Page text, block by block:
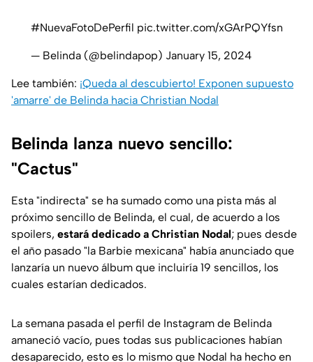
#NuevaFotoDePerfil pic.twitter.com/xGArPQYfsn
— Belinda (@belindapop) January 15, 2024
Lee también: ¡Queda al descubierto! Exponen supuesto
'amarre' de Belinda hacia Christian Nodal
Belinda lanza nuevo sencillo:
"Cactus"
Esta "indirecta" se ha sumado como una pista más al
próximo sencillo de Belinda, el cual, de acuerdo a los
spoilers, estará dedicado a Christian Nodal; pues desde
el año pasado "la Barbie mexicana" había anunciado que
lanzaría un nuevo álbum que incluiría 19 sencillos, los
cuales estarían dedicados.
La semana pasada el perfil de Instagram de Belinda
amaneció vacío, pues todas sus publicaciones habían
desaparecido, esto es lo mismo que Nodal ha hecho en